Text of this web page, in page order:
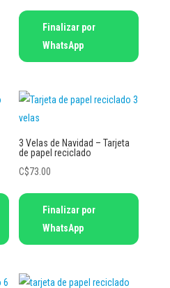
Finalizar por
WhatsApp
3 Velas de Navidad – Tarjeta
de papel reciclado
C$73.00
Finalizar por
WhatsApp